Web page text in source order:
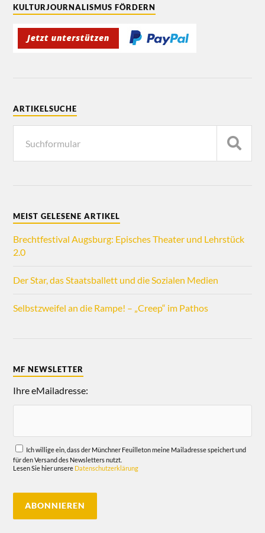
KULTURJOURNALISMUS FÖRDERN
ARTIKELSUCHE
MEIST GELESENE ARTIKEL
Brechtfestival Augsburg: Episches Theater und Lehrstück
2.0
Der Star, das Staatsballett und die Sozialen Medien
Selbstzweifel an die Rampe! – „Creep“ im Pathos
MF NEWSLETTER
Ihre eMailadresse:
Ich willige ein, dass der Münchner Feuilleton meine Mailadresse speichert und
für den Versand des Newsletters nutzt.
Lesen Sie hier unsere Datenschutzerklärung